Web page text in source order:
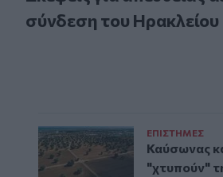
σύνδεση του Ηρακλείου
ΕΠΙΣΤΗΜΕΣ
Καύσωνας
"χτυπούν"